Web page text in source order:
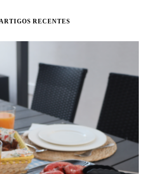
ARTIGOS RECENTES